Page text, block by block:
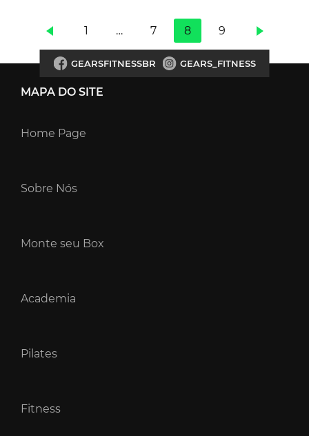
1 … 7 8 9
GEARSFITNESSBR GEARS_FITNESS
MAPA DO SITE
Home Page
Sobre Nós
Monte seu Box
Academia
Pilates
Fitness